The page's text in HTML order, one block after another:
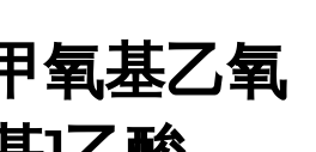
氧基乙氧